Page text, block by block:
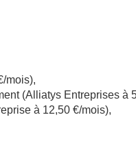
mois),
(Alliatys Entreprises à
à 12,50 €/mois),